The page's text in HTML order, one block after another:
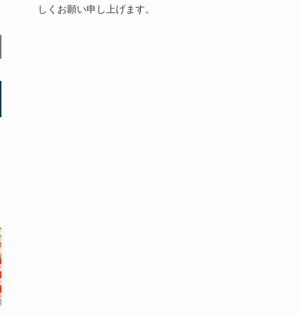
しくお願い申し上げます。